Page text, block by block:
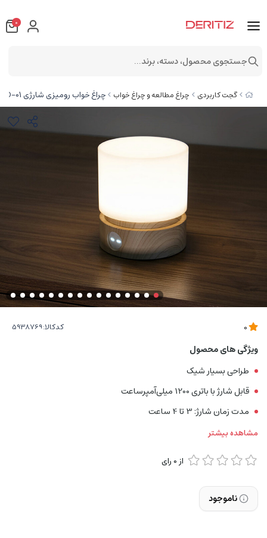
گجت کاربردی چراغ مطالعه و چراغ خواب چراغ خواب رومیزی شارژی HBK cylindrical lamp rechargeable night LED desk lamp HBKYZD-01
کدکالا:
ویژگی های محصول
طراحی بسیار شیک
قابل شارژ با باتری 1200 میلی‌آمپرساعت
مدت زمان شارژ: 3 تا 4 ساعت
مشاهده بیشتر
از0 رای
ناموجود
0
جستجوی محصول، دسته، برند...